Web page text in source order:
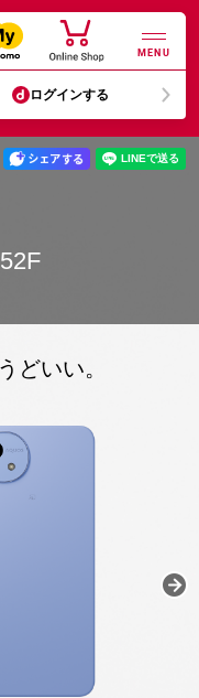
MENU
ログインする
どいい。